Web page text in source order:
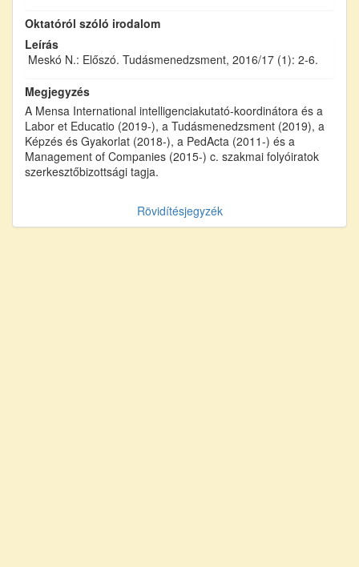
Oktatóról szóló irodalom
Leírás
Meskó N.: Előszó. Tudásmenedzsment, 2016/17 (1): 2-6.
Megjegyzés
A Mensa International intelligenciakutató-koordinátora és a
Labor et Educatio (2019-), a Tudásmenedzsment (2019), a
Képzés és Gyakorlat (2018-), a PedActa (2011-) és a
Management of Companies (2015-) c. szakmai folyóiratok
szerkesztőbizottsági tagja.
Rövidítésjegyzék